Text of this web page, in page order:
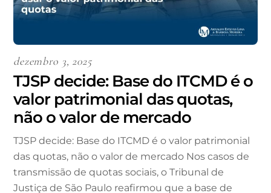
dezembro 3, 2025
TJSP decide: Base do ITCMD é o
valor patrimonial das quotas,
não o valor de mercado
TJSP decide: Base do ITCMD é o valor patrimonial
das quotas, não o valor de mercado Nos casos de
transmissão de quotas sociais, o Tribunal de
Justiça de São Paulo reafirmou que a base de